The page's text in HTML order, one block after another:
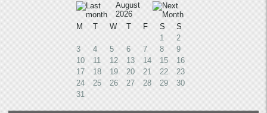
August
2026
M
T W T F S
S
1
2
3
4 5 6 7 8
9
10
11 12 13 14 15
16
17
18 19 20 21 22
23
24
25 26 27 28 29
30
31